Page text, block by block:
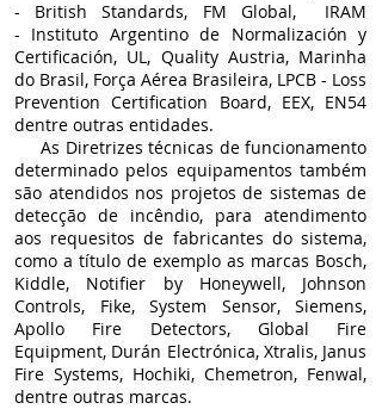
- British Standards, FM Global, IRAM
- Instituto Argentino de Normalización y
Certificación, UL, Quality Austria, Marinha
do Brasil, Força Aérea Brasileira, LPCB - Loss
Prevention Certification Board, EEX, EN54
dentre outras entidades.
As Diretrizes técnicas de funcionamento
determinado pelos equipamentos também
são atendidos nos projetos de sistemas de
detecção de incêndio, para atendimento
aos requesitos de fabricantes do sistema,
como a título de exemplo as marcas Bosch,
Kiddle, Notifier by Honeywell, Johnson
Controls, Fike, System Sensor, Siemens,
Apollo Fire Detectors, Global Fire
Equipment, Durán Electrónica, Xtralis, Janus
Fire Systems, Hochiki, Chemetron, Fenwal,
dentre outras marcas.